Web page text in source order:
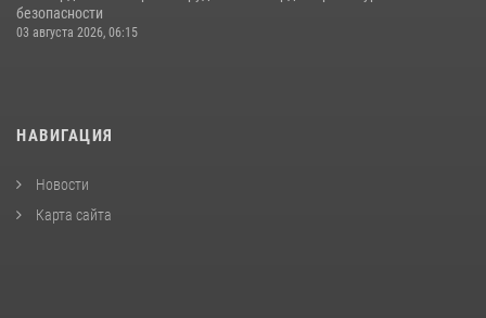
безопасности
03 августа 2026, 06:15
НАВИГАЦИЯ
Новости
Карта сайта